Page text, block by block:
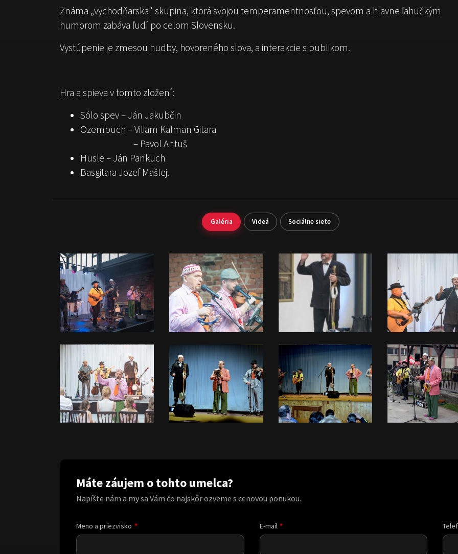
Známa „vychodňarska" skupina, ktorá svojou temperamentnosťou, spevom a hlavne ľahučkým
humorom zabáva ľudí po celom Slovensku.
Vystúpenie je zmesou hudby, hovoreného slova, a interakcie s publikom.
Hra a spieva v tomto zložení:
Sólo spev – Ján Jakubčin
Ozembuch – Viliam Kalman Gitara
– Pavol Antuš
Husle – Ján Pankuch
Basgitara Jozef Mašlej.
Galéria Videá Sociálne siete
Máte záujem o tohto umelca?
Napíšte nám a my sa Vám čo najskôr ozveme s cenovou ponukou.
Meno a priezvisko E-mail